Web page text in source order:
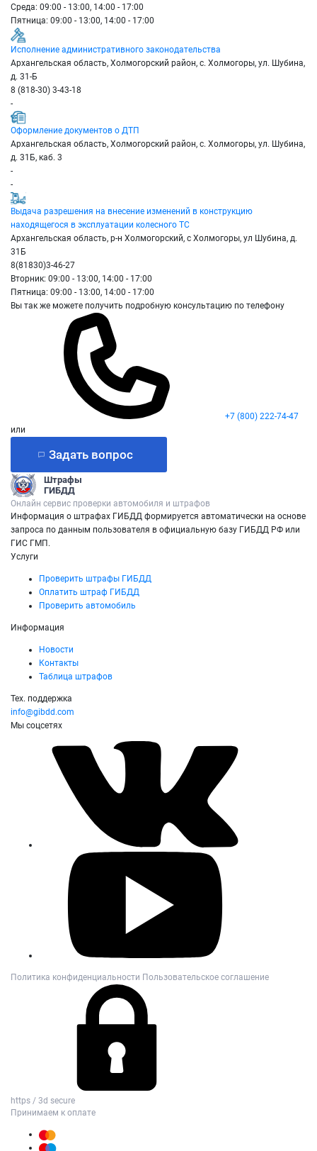
Среда: 09:00 - 13:00, 14:00 - 17:00
Пятница: 09:00 - 13:00, 14:00 - 17:00
Исполнение административного законодательства
Архангельская область, Холмогорский район, с. Холмогоры, ул. Шубина,
д. 31-Б
8 (818-30) 3-43-18
-
Оформление документов о ДТП
Архангельская область, Холмогорский район, с. Холмогоры, ул. Шубина,
д. 31Б, каб. 3
-
-
Выдача разрешения на внесение изменений в конструкцию
находящегося в эксплуатации колесного ТС
Архангельская область, р-н Холмогорский, с Холмогоры, ул Шубина, д.
31Б
8(81830)3-46-27
Вторник: 09:00 - 13:00, 14:00 - 17:00
Пятница: 09:00 - 13:00, 14:00 - 17:00
Вы так же можете получить подробную консультацию по телефону
+7 (800) 222-74-47
или
Задать вопрос
Штрафы
ГИБДД
Онлайн сервис проверки автомобиля и штрафов
Информация о штрафах ГИБДД формируется автоматически на основе
запроса по данным пользователя в официальную базу ГИБДД РФ или
ГИС ГМП.
Услуги
Проверить штрафы ГИБДД
Оплатить штраф ГИБДД
Проверить автомобиль
Информация
Новости
Контакты
Таблица штрафов
Тех. поддержка
info@gibdd.com
Мы соцсетях
Политика конфиденциальности Пользовательское соглашение
https / 3d secure
Принимаем к оплате